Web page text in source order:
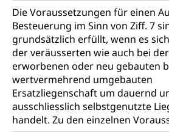
Die Voraussetzungen für einen
Besteuerung im Sinn von Ziff. 7
grundsätzlich erfüllt, wenn es
der veräusserten wie auch bei
erworbenen oder neu gebauten
wertvermehrend umgebauten
Ersatzliegenschaft um dauernd
ausschliesslich selbstgenutzte
handelt. Zu den einzelnen